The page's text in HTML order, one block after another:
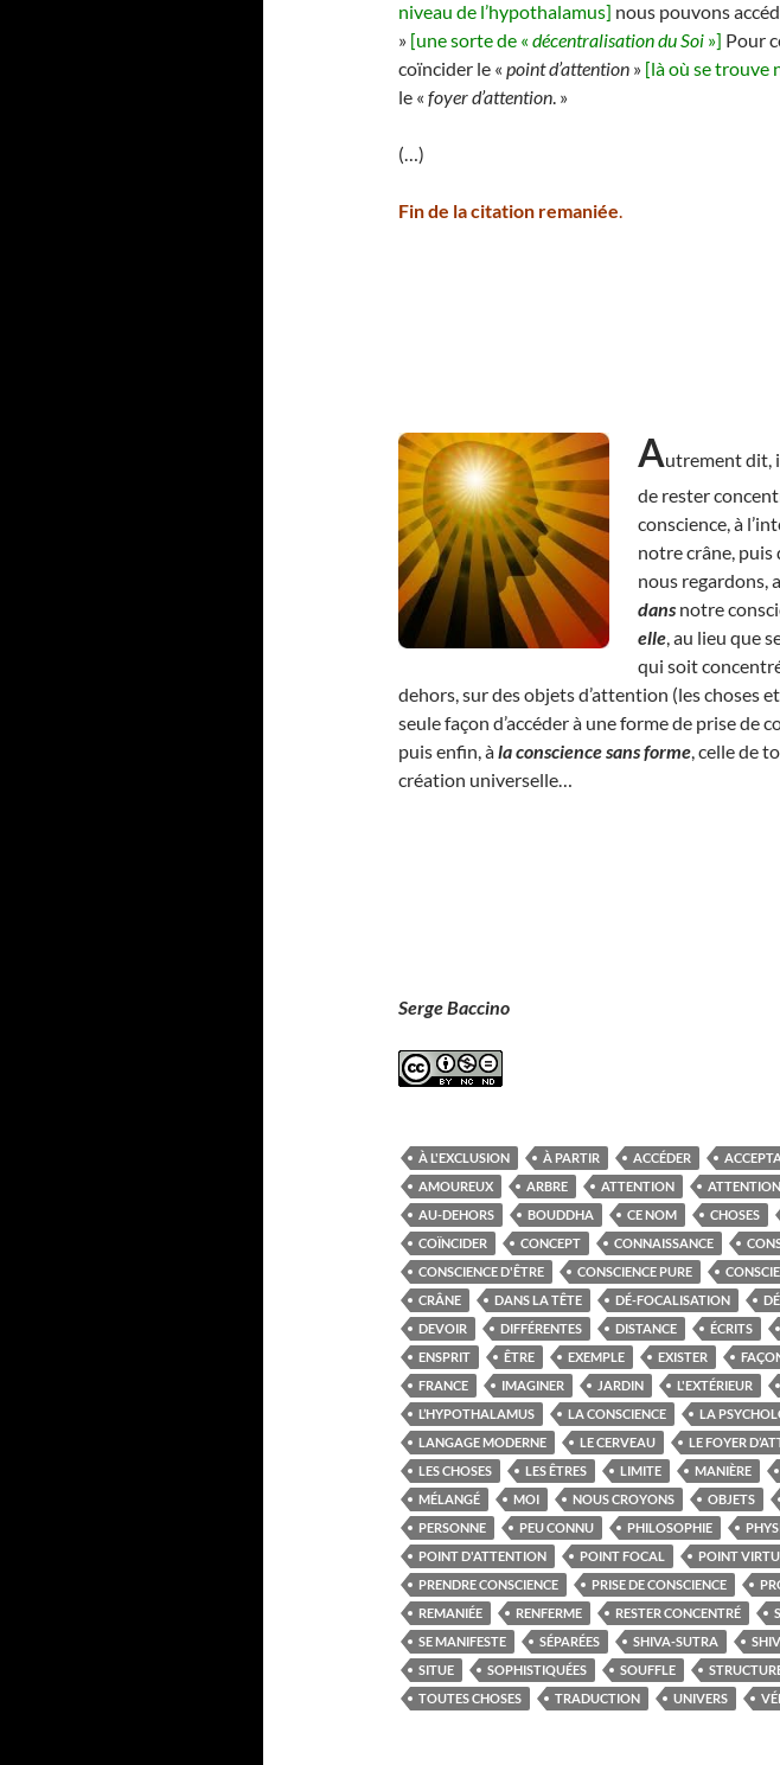
niveau de l’hypothalamus] nous pouvons
» [une sorte de « décentralisation du Soi »] Pour
coïncider le « point d’attention » [là où se
le « foyer d’attention. »
(…)
Fin de la citation remaniée.
Autrement dit,
de rester
conscience, à
notre crâne, puis
nous regardons,
dans notre
elle, au lieu que
qui soit
dehors, sur des objets d’attention (les choses
seule façon d’accéder à une forme de prise de
puis enfin, àla conscience sans forme, celle de
création universelle…
Serge Baccino
À L'EXCLUSION À PARTIR ACCÉDER
AMOUREUX
ARBRE ATTENTION
AU-DEHORS
BOUDDHA CE NOM CHOSES
COÏNCIDER
CONCEPT CONNAISSANCE
CONSCIENCE D'ÊTRE
CONSCIENCE PURE
CRÂNE
DANS LA TÊTE DÉ-FOCALISATION
DEVOIR
DIFFÉRENTES DISTANCE ÉCRITS
ENSPRIT
ÊTRE EXEMPLE EXISTER
FRANCE
IMAGINER JARDIN L'EXTÉRIEUR
L’HYPOTHALAMUS
LA CONSCIENCE
LA
LANGAGE MODERNE
LE CERVEAU LE FOYER
LES CHOSES
LES ÊTRES LIMITE MANIÈRE
MÉLANGÉ
MOI NOUS CROYONS OBJETS
PERSONNE
PEU CONNU PHILOSOPHIE
POINT D'ATTENTION
POINT FOCAL POINT
PRENDRE CONSCIENCE
PRISE DE CONSCIENCE
REMANIÉE
RENFERME RESTER CONCENTRÉ
SE MANIFESTE
SÉPARÉES SHIVA-SUTRA
SITUE
SOPHISTIQUÉES SOUFFLE
TOUTES CHOSES
TRADUCTION UNIVERS